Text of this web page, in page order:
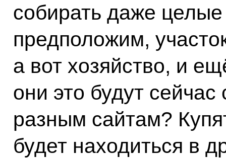
собирать даже
предположим,
а вот хозяйство, и
они это будут
разным сайтам?
будет находиться в